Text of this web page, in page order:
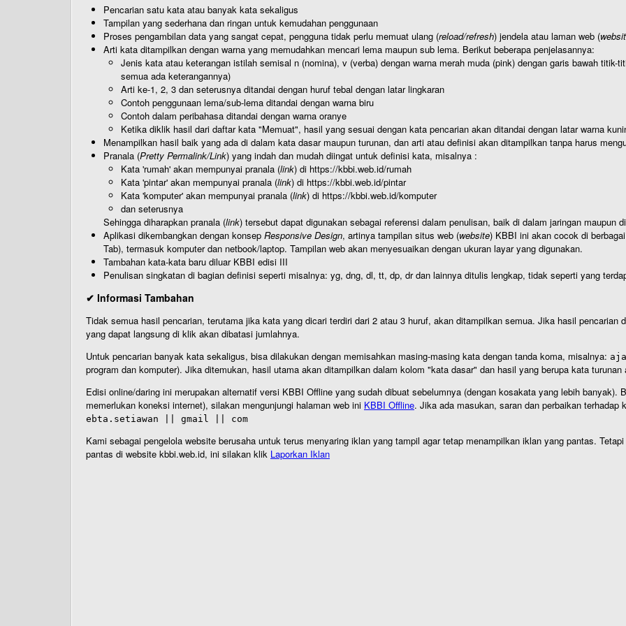
Pencarian satu kata atau banyak kata sekaligus
Tampilan yang sederhana dan ringan untuk kemudahan penggunaan
Proses pengambilan data yang sangat cepat, pengguna tidak perlu memuat ulang (reload/refresh) jendela atau laman web (
Arti kata ditampilkan dengan warna yang memudahkan mencari lema maupun sub lema. Berikut beberapa penjelasannya:
Jenis kata atau keterangan istilah semisal n (nomina), v (verba) dengan warna merah muda (pink) dengan garis bawah
semua ada keterangannya)
Arti ke-1, 2, 3 dan seterusnya ditandai dengan huruf tebal dengan latar lingkaran
Contoh penggunaan lema/sub-lema ditandai dengan warna biru
Contoh dalam peribahasa ditandai dengan warna oranye
Ketika diklik hasil dari daftar kata "Memuat", hasil yang sesuai dengan kata pencarian akan ditandai dengan latar warna
Menampilkan hasil baik yang ada di dalam kata dasar maupun turunan, dan arti atau definisi akan ditampilkan tanpa harus
Pranala (Pretty Permalink/Link) yang indah dan mudah diingat untuk definisi kata, misalnya :
Kata 'rumah' akan mempunyai pranala (link) di https://kbbi.web.id/rumah
Kata 'pintar' akan mempunyai pranala (link) di https://kbbi.web.id/pintar
Kata 'komputer' akan mempunyai pranala (link) di https://kbbi.web.id/komputer
dan seterusnya
Sehingga diharapkan pranala (link) tersebut dapat digunakan sebagai referensi dalam penulisan, baik di dalam jaringan maupun
Aplikasi dikembangkan dengan konsep Responsive Design, artinya tampilan situs web (website) KBBI ini akan cocok di
Tab), termasuk komputer dan netbook/laptop. Tampilan web akan menyesuaikan dengan ukuran layar yang digunakan.
Tambahan kata-kata baru diluar KBBI edisi III
Penulisan singkatan di bagian definisi seperti misalnya: yg, dng, dl, tt, dp, dr dan lainnya ditulis lengkap, tidak seperti yang
✔ Informasi Tambahan
Tidak semua hasil pencarian, terutama jika kata yang dicari terdiri dari 2 atau 3 huruf, akan ditampilkan semua. Jika hasil
yang dapat langsung di klik akan dibatasi jumlahnya.
Untuk pencarian banyak kata sekaligus, bisa dilakukan dengan memisahkan masing-masing kata dengan tanda koma, misalnya:
program dan komputer). Jika ditemukan, hasil utama akan ditampilkan dalam kolom "kata dasar" dan hasil yang berupa kata
Edisi online/daring ini merupakan alternatif versi KBBI Offline yang sudah dibuat sebelumnya (dengan kosakata yang lebih banyak).
memerlukan koneksi internet), silakan mengunjungi halaman web ini KBBI Offline. Jika ada masukan, saran dan perbaikan
ebta.setiawan || gmail || com
Kami sebagai pengelola website berusaha untuk terus menyaring iklan yang tampil agar tetap menampilkan iklan yang pantas.
pantas di website kbbi.web.id, ini silakan klik Laporkan Iklan